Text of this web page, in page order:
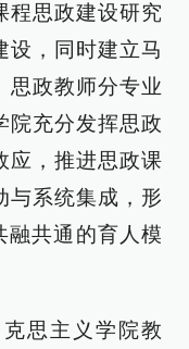
程思政建设研究
设，同时建立马
思政教师分专业
院充分发挥思政
应，推进思政课
与系统集成，形
融共通的育人模
思主义学院教